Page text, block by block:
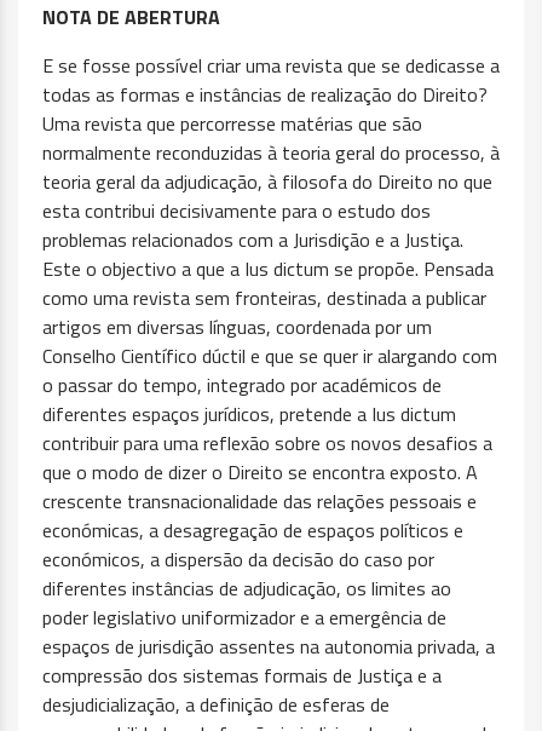
NOTA DE ABERTURA
E se fosse possível criar uma revista que se dedicasse a
todas as formas e instâncias de realização do Direito?
Uma revista que percorresse matérias que são
normalmente reconduzidas à teoria geral do processo, à
teoria geral da adjudicação, à filosofa do Direito no que
esta contribui decisivamente para o estudo dos
problemas relacionados com a Jurisdição e a Justiça.
Este o objectivo a que a Ius dictum se propõe. Pensada
como uma revista sem fronteiras, destinada a publicar
artigos em diversas línguas, coordenada por um
Conselho Científico dúctil e que se quer ir alargando com
o passar do tempo, integrado por académicos de
diferentes espaços jurídicos, pretende a Ius dictum
contribuir para uma reflexão sobre os novos desafios a
que o modo de dizer o Direito se encontra exposto. A
crescente transnacionalidade das relações pessoais e
económicas, a desagregação de espaços políticos e
económicos, a dispersão da decisão do caso por
diferentes instâncias de adjudicação, os limites ao
poder legislativo uniformizador e a emergência de
espaços de jurisdição assentes na autonomia privada, a
compressão dos sistemas formais de Justiça e a
desjudicialização, a definição de esferas de